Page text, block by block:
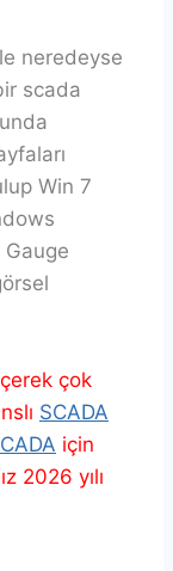
neredeyse
scada
Win 7
çok
SCADA
için
2026 yılı